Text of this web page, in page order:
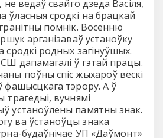
ведаў свайго дзеда Васіля,
сродкі на брацкай
помнік. Восенню
арганізаваў устаноўку
сродкі родных загінуўшых.
СШ дапамагалі ў гэтай працы.
поўны спіс жыхароў вёскі
фашысцкага тэрору. А ў
вучнямі
устаноўлены памятны знак.
ва ўстаноўцы знака
будаўнічае УП «Даўмонт»